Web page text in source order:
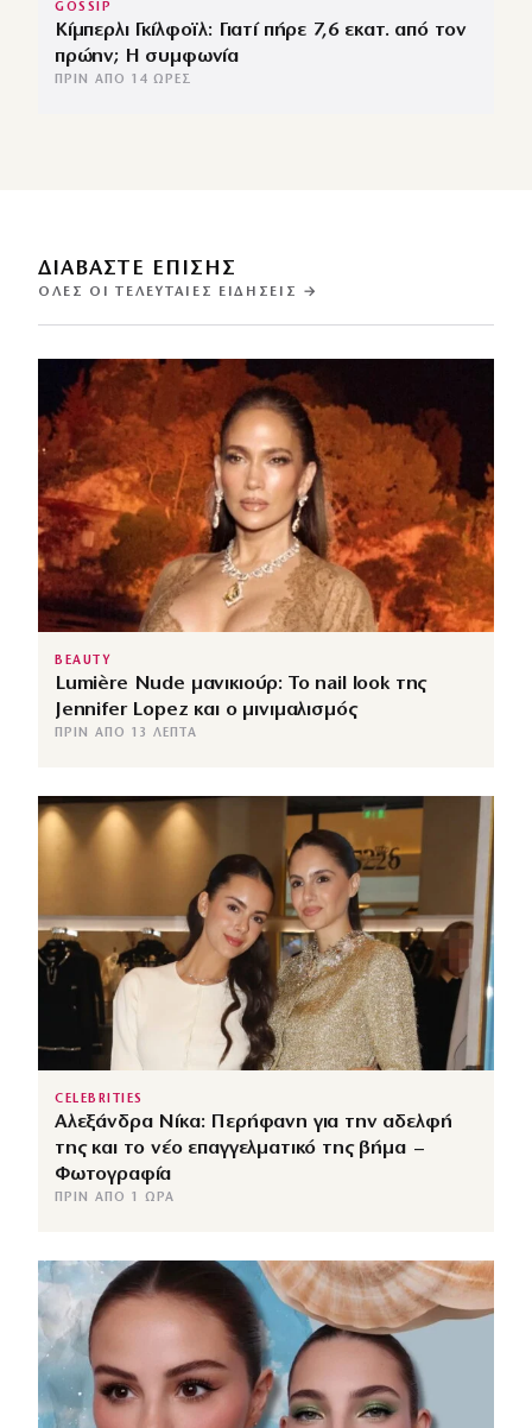
GOSSIP
Κίμπερλι Γκίλφοϊλ: Γιατί πήρε 7,6 εκατ. από τον
πρώην; Η συμφωνία
ΠΡΙΝ ΑΠΌ 14 ΏΡΕΣ
ΔΙΑΒΑΣΤΕ ΕΠΙΣΗΣ
ΌΛΕΣ ΟΙ ΤΕΛΕΥΤΑΊΕΣ ΕΙΔΉΣΕΙΣ →
BEAUTY
Lumière Nude μανικιούρ: Το nail look της
Jennifer Lopez και ο μινιμαλισμός
ΠΡΙΝ ΑΠΌ 13 ΛΕΠΤΆ
CELEBRITIES
Αλεξάνδρα Νίκα: Περήφανη για την αδελφή
της και το νέο επαγγελματικό της βήμα –
Φωτογραφία
ΠΡΙΝ ΑΠΌ 1 ΏΡΑ